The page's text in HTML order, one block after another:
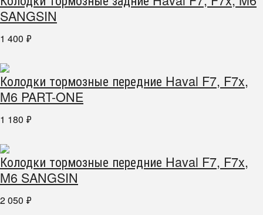
SANGSIN
1 400 ₽
Колодки тормозные передние Haval F7, F7x,
M6 PART-ONE
1 180 ₽
Колодки тормозные передние Haval F7, F7x,
M6 SANGSIN
2 050 ₽